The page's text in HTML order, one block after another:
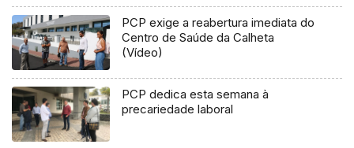
PCP exige a reabertura imediata do
Centro de Saúde da Calheta
(Vídeo)
PCP dedica esta semana à
precariedade laboral